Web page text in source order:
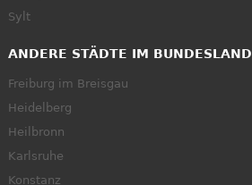
Sylt
ANDERE STÄDTE IM BUNDESLAND
Freiburg im Breisgau
Heidelberg
Heilbronn
Karlsruhe
Konstanz